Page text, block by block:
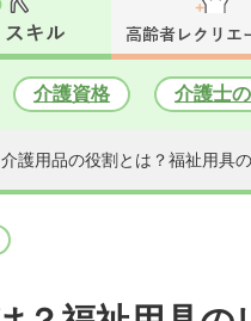
介護資格 介護士
介護用品の役割とは？福祉用具